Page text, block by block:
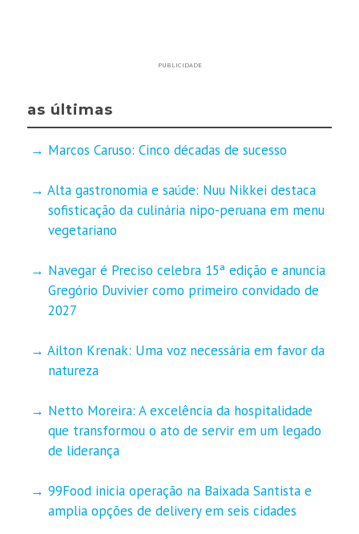
PUBLICIDADE
as últimas
Marcos Caruso: Cinco décadas de sucesso
Alta gastronomia e saúde: Nuu Nikkei destaca
sofisticação da culinária nipo-peruana em menu
vegetariano
Navegar é Preciso celebra 15ª edição e anuncia
Gregório Duvivier como primeiro convidado de
2027
Ailton Krenak: Uma voz necessária em favor da
natureza
Netto Moreira: A excelência da hospitalidade
que transformou o ato de servir em um legado
de liderança
99Food inicia operação na Baixada Santista e
amplia opções de delivery em seis cidades